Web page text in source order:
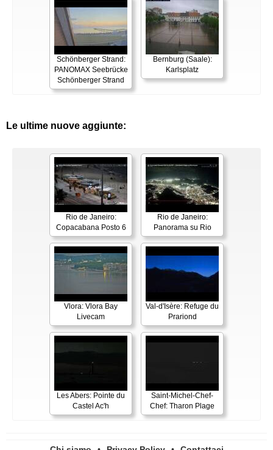
Schönberger Strand:
PANOMAX Seebrücke
Schönberger Strand
Bernburg (Saale):
Karlsplatz
Le ultime nuove aggiunte:
Rio de Janeiro:
Copacabana Posto 6
Rio de Janeiro:
Panorama su Rio
Vlora: Vlora Bay
Livecam
Val-d'Isère: Refuge du
Prariond
Les Abers: Pointe du
Castel Ac'h
Saint-Michel-Chef-
Chef: Tharon Plage